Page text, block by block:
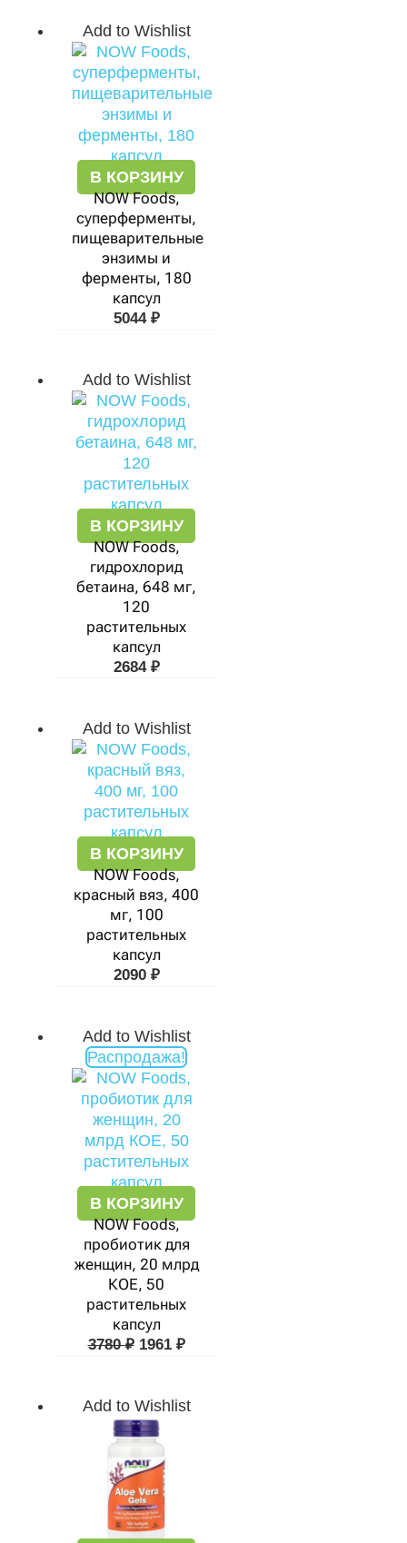
Add to Wishlist
В КОРЗИНУ
NOW Foods,
суперферменты,
пищеварительные
энзимы и
ферменты, 180
капсул
5044 ₽
Add to Wishlist
В КОРЗИНУ
NOW Foods,
гидрохлорид
бетаина, 648 мг,
120
растительных
капсул
2684 ₽
Add to Wishlist
В КОРЗИНУ
NOW Foods,
красный вяз, 400
мг, 100
растительных
капсул
2090 ₽
Add to Wishlist
Распродажа!
В КОРЗИНУ
NOW Foods,
пробиотик для
женщин, 20 млрд
КОЕ, 50
растительных
капсул
3780₽
Первоначальная
цена
составляла
3780 ₽.
1961 ₽
Текущая
цена:
1961 ₽.
Add to Wishlist